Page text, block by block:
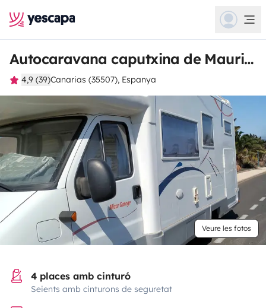
Autocaravana caputxina de Mauricio
4,9 (39)Canarias (35507), Espanya
Veure les fotos
4 places amb cinturó
Seients amb cinturons de seguretat